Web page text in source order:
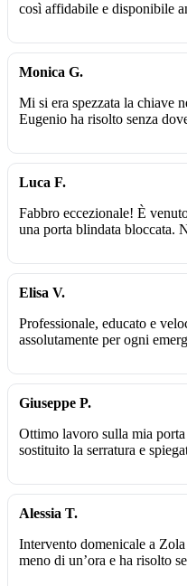
così affidabile e disponibile
Monica G.
Mi si era spezzata la chiave
Eugenio ha risolto senza
Luca F.
Fabbro eccezionale! È
una porta blindata bloccata.
Elisa V.
Professionale, educato e
assolutamente per ogni
Giuseppe P.
Ottimo lavoro sulla mia
sostituito la serratura e
Alessia T.
Intervento domenicale a
meno di un’ora e ha risolto